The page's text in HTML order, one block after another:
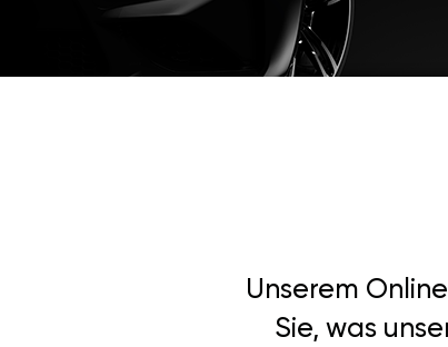
Unserem
Sie, was